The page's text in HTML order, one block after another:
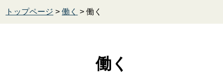
トップページ >働く > 働く
働く